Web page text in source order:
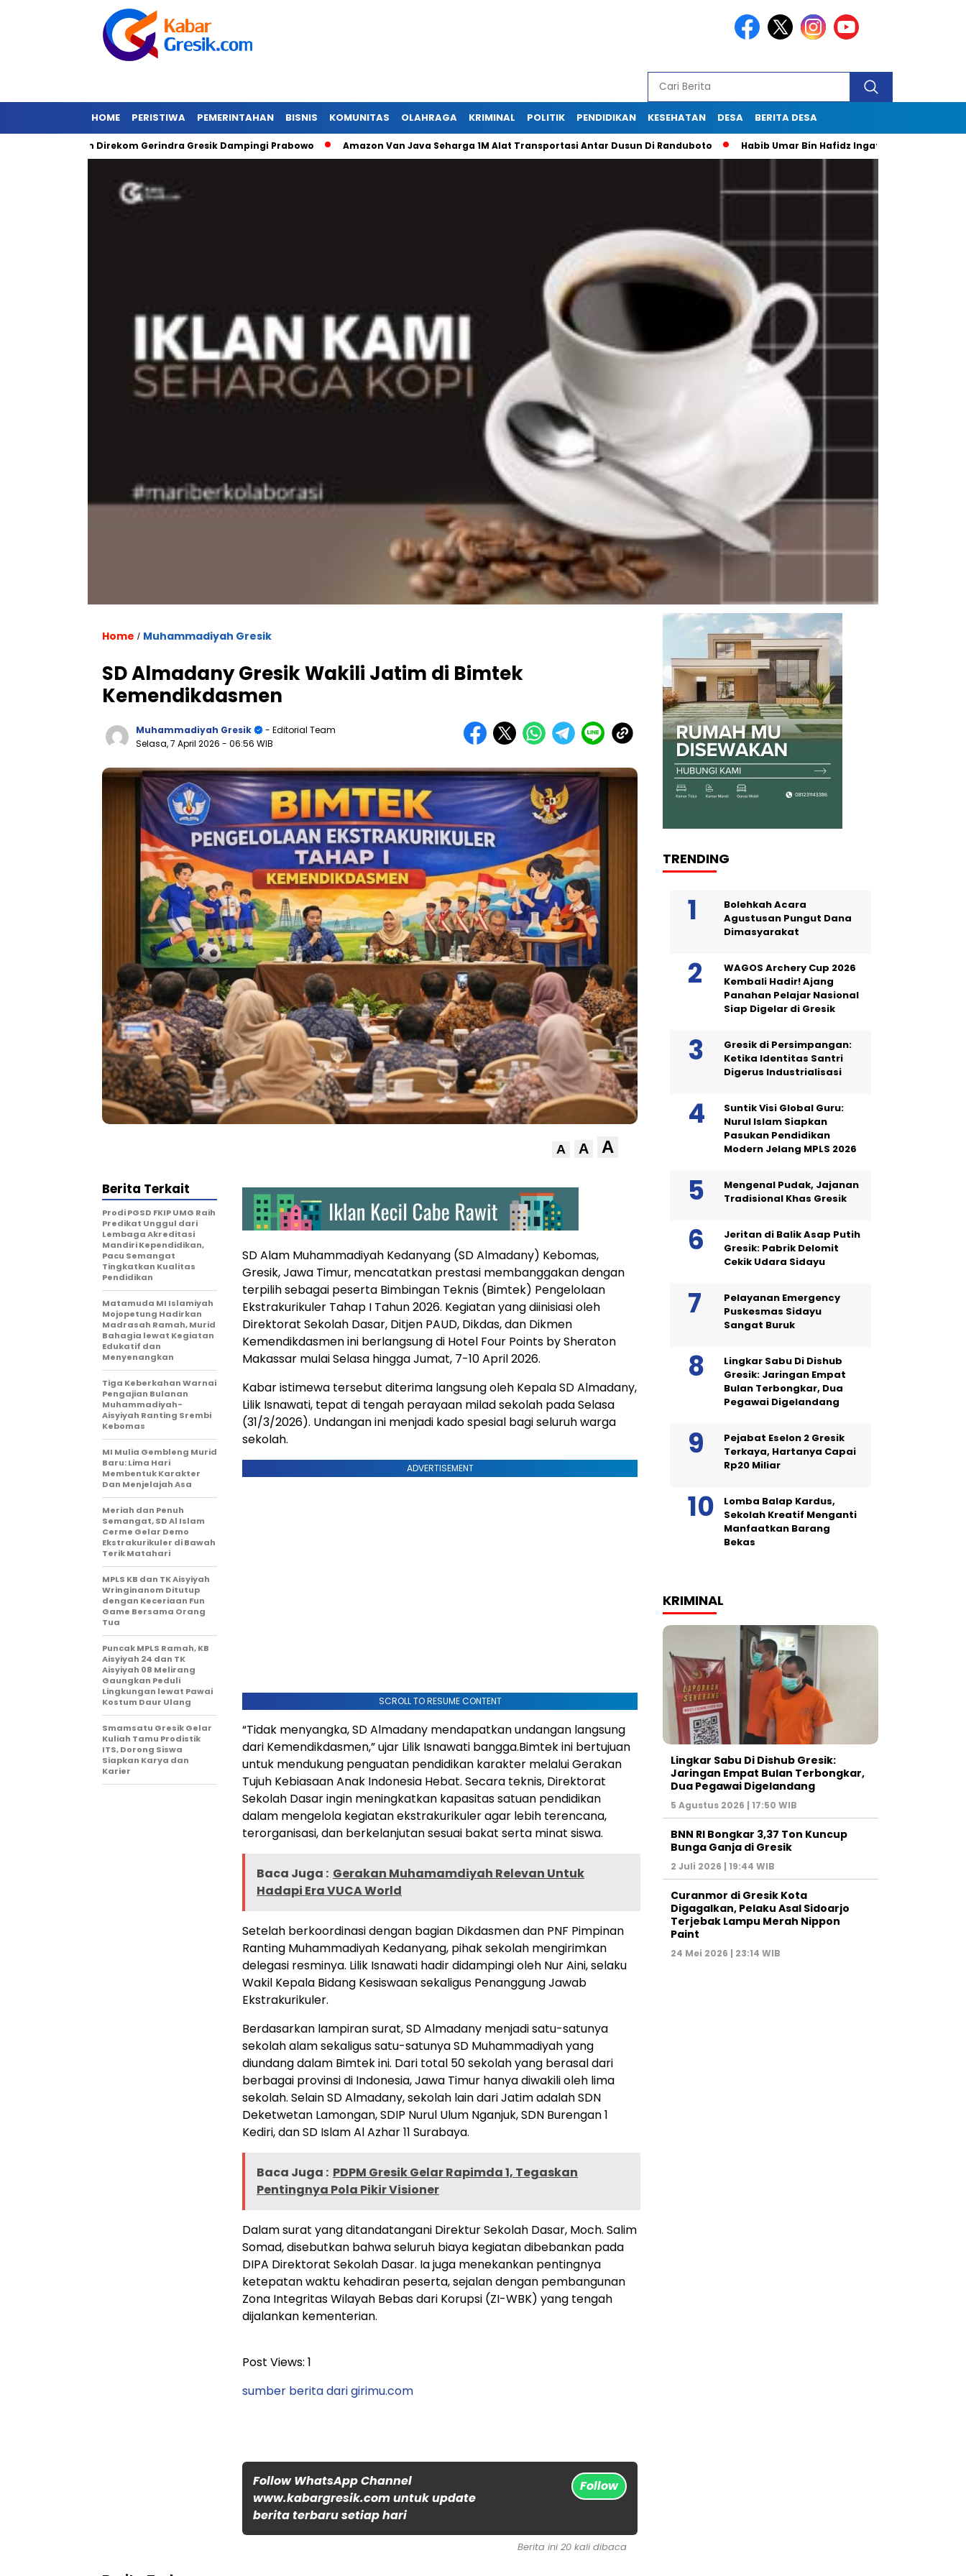
HOME PERISTIWA PEMERINTAHAN BISNIS KOMUNITAS OLAHRAGA KRIMINAL POLITIK PENDIDIKAN KESEHATAN DESA BERITA DESA
Gibran Direkom Gerindra Gresik Dampingi Prabowo Amazon Van Java Seharga 1M Alat Transportasi Antar Dusun Di Randuboto Habib Umar Bin Hafidz Ingatkan Warga Gresik Untuk
Home / Muhammadiyah Gresik
SD Almadany Gresik Wakili Jatim di Bimtek
Kemendikdasmen
Muhammadiyah Gresik
- Editorial Team
Selasa, 7 April 2026 - 06:56 WIB
A A A
SD Alam Muhammadiyah Kedanyang (SD Almadany) Kebomas,
Gresik, Jawa Timur, mencatatkan prestasi membanggakan dengan
terpilih sebagai peserta Bimbingan Teknis (Bimtek) Pengelolaan
Ekstrakurikuler Tahap I Tahun 2026. Kegiatan yang diinisiasi oleh
Direktorat Sekolah Dasar, Ditjen PAUD, Dikdas, dan Dikmen
Kemendikdasmen ini berlangsung di Hotel Four Points by Sheraton
Makassar mulai Selasa hingga Jumat, 7-10 April 2026.
Kabar istimewa tersebut diterima langsung oleh Kepala SD Almadany,
Lilik Isnawati, tepat di tengah perayaan milad sekolah pada Selasa
(31/3/2026). Undangan ini menjadi kado spesial bagi seluruh warga
sekolah.
ADVERTISEMENT
SCROLL TO RESUME CONTENT
“Tidak menyangka, SD Almadany mendapatkan undangan langsung
dari Kemendikdasmen,” ujar Lilik Isnawati bangga.Bimtek ini bertujuan
untuk mendukung penguatan pendidikan karakter melalui Gerakan
Tujuh Kebiasaan Anak Indonesia Hebat. Secara teknis, Direktorat
Sekolah Dasar ingin meningkatkan kapasitas satuan pendidikan
dalam mengelola kegiatan ekstrakurikuler agar lebih terencana,
terorganisasi, dan berkelanjutan sesuai bakat serta minat siswa.
Baca Juga : Gerakan Muhamamdiyah Relevan Untuk
Hadapi Era VUCA World
Setelah berkoordinasi dengan bagian Dikdasmen dan PNF Pimpinan
Ranting Muhammadiyah Kedanyang, pihak sekolah mengirimkan
delegasi resminya. Lilik Isnawati hadir didampingi oleh Nur Aini, selaku
Wakil Kepala Bidang Kesiswaan sekaligus Penanggung Jawab
Ekstrakurikuler.
Berdasarkan lampiran surat, SD Almadany menjadi satu-satunya
sekolah alam sekaligus satu-satunya SD Muhammadiyah yang
diundang dalam Bimtek ini. Dari total 50 sekolah yang berasal dari
berbagai provinsi di Indonesia, Jawa Timur hanya diwakili oleh lima
sekolah. Selain SD Almadany, sekolah lain dari Jatim adalah SDN
Deketwetan Lamongan, SDIP Nurul Ulum Nganjuk, SDN Burengan 1
Kediri, dan SD Islam Al Azhar 11 Surabaya.
Baca Juga : PDPM Gresik Gelar Rapimda 1, Tegaskan
Pentingnya Pola Pikir Visioner
Dalam surat yang ditandatangani Direktur Sekolah Dasar, Moch. Salim
Somad, disebutkan bahwa seluruh biaya kegiatan dibebankan pada
DIPA Direktorat Sekolah Dasar. Ia juga menekankan pentingnya
ketepatan waktu kehadiran peserta, sejalan dengan pembangunan
Zona Integritas Wilayah Bebas dari Korupsi (ZI-WBK) yang tengah
dijalankan kementerian.
Post Views: 1
sumber berita dari girimu.com
Follow WhatsApp Channel
www.kabargresik.com untuk update
berita terbaru setiap hari
Follow
Berita Terkait
Prodi PGSD FKIP UMG Raih
Predikat Unggul dari
Lembaga Akreditasi
Mandiri Kependidikan,
Pacu Semangat
Tingkatkan Kualitas
Pendidikan
Matamuda MI Islamiyah
Mojopetung Hadirkan
Madrasah Ramah, Murid
Bahagia lewat Kegiatan
Edukatif dan
Menyenangkan
Tiga Keberkahan Warnai
Pengajian Bulanan
Muhammadiyah-
Aisyiyah Ranting Srembi
Kebomas
MI Mulia Gembleng Murid
Baru: Lima Hari
Membentuk Karakter
Dan Menjelajah Asa
Meriah dan Penuh
Semangat, SD Al Islam
Cerme Gelar Demo
Ekstrakurikuler di Bawah
Terik Matahari
MPLS KB dan TK Aisyiyah
Wringinanom Ditutup
dengan Keceriaan Fun
Game Bersama Orang
Tua
Puncak MPLS Ramah, KB
Aisyiyah 24 dan TK
Aisyiyah 08 Melirang
Gaungkan Peduli
Lingkungan lewat Pawai
Kostum Daur Ulang
Smamsatu Gresik Gelar
Kuliah Tamu Prodistik
ITS, Dorong Siswa
Siapkan Karya dan
Karier
Berita ini 20 kali dibaca
TRENDING
Bolehkah Acara
Agustusan Pungut Dana
Dimasyarakat
WAGOS Archery Cup 2026
Kembali Hadir! Ajang
Panahan Pelajar Nasional
Siap Digelar di Gresik
Gresik di Persimpangan:
Ketika Identitas Santri
Digerus Industrialisasi
Suntik Visi Global Guru:
Nurul Islam Siapkan
Pasukan Pendidikan
Modern Jelang MPLS 2026
Mengenal Pudak, Jajanan
Tradisional Khas Gresik
Jeritan di Balik Asap Putih
Gresik: Pabrik Delomit
Cekik Udara Sidayu
Pelayanan Emergency
Puskesmas Sidayu
Sangat Buruk
Lingkar Sabu Di Dishub
Gresik: Jaringan Empat
Bulan Terbongkar, Dua
Pegawai Digelandang
Pejabat Eselon 2 Gresik
Terkaya, Hartanya Capai
Rp20 Miliar
Lomba Balap Kardus,
Sekolah Kreatif Menganti
Manfaatkan Barang
Bekas
KRIMINAL
Lingkar Sabu Di Dishub Gresik:
Jaringan Empat Bulan Terbongkar,
Dua Pegawai Digelandang
5 Agustus 2026 | 17:50 WIB
BNN RI Bongkar 3,37 Ton Kuncup
Bunga Ganja di Gresik
2 Juli 2026 | 19:44 WIB
Curanmor di Gresik Kota
Digagalkan, Pelaku Asal Sidoarjo
Terjebak Lampu Merah Nippon
Paint
24 Mei 2026 | 23:14 WIB